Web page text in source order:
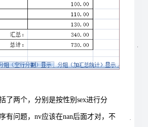
了两个，分别是按性别 sex进行分
有问题， nv应该在nan后面才对，不